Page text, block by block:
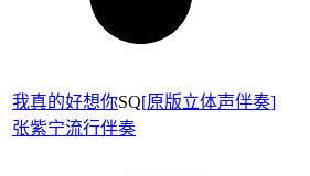
我真的好想你SQ[原版立体声伴奏]
张紫宁流行伴奏